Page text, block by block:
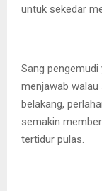
untuk sekedar
Sang
menjawab walau
belakang,
semakin
tertidur pulas.